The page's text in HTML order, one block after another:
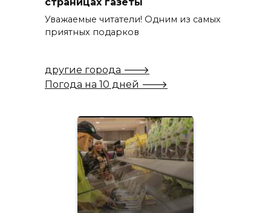
Уважаемые читатели! Одним из самых
приятных подарков
другие города 🡒
Погода на 10 дней 🡒